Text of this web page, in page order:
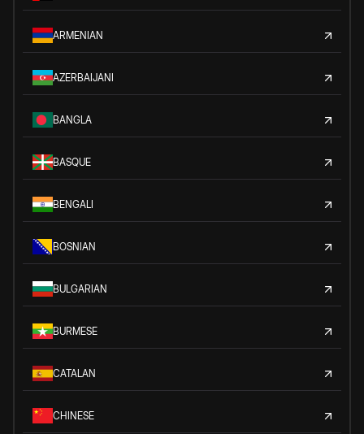
ARMENIAN
AZERBAIJANI
BANGLA
BASQUE
BENGALI
BOSNIAN
BULGARIAN
BURMESE
CATALAN
CHINESE